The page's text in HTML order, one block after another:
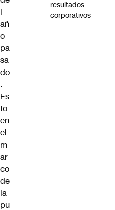
l
añ
o
pa
sa
do
.
Es
to
en
el
m
ar
co
de
la
pu
resultados
corporativos